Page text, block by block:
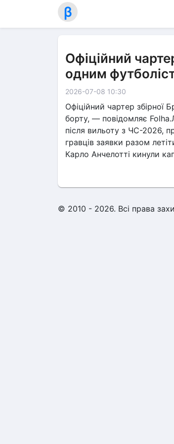
β
Офіційний
одним
2026-07-08 10:30
Офіційний чартер збірної
борту, — повідомляє
після вильоту з ЧС-2026,
гравців заявки разом
Карло Анчелотті кинули
© 2010 - 2026. Всі права